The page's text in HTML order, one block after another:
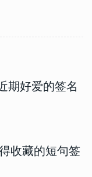
期好爱的签名
收藏的短句签